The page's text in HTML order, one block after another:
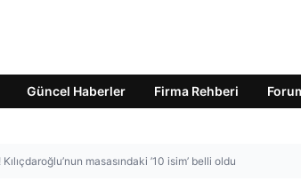
Güncel Haberler Firma Rehberi
masasındaki ’10 isim’ belli oldu